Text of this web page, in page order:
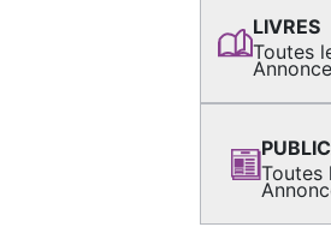
LIVRES
Toutes
Toutes